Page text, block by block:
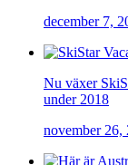
december 7,
Nu växer
under 2018
november 26,